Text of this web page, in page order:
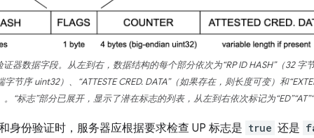
器数据字段。从左到右，数据结构的每个部分依次为“RP ID HASH”（32 字
节序 uint32）、“ATTESTE CRED. DATA”（如果存在，则长度可变）和
“标志”部分已展开，显示了潜在标志的列表，从左到右依次标记为
身份验证时，服务器应根据要求检查 UP 标志是 true 还是